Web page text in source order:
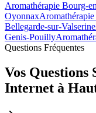
Aromathérapie Bourg-
Oyonnax
Bellegarde-sur-Valserine
Genis-Pouilly
Questions Fréquentes
Vos Questions
Internet à